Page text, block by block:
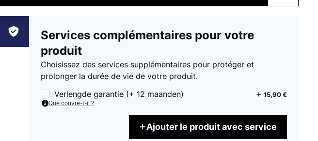
Services complémentaires pour votre
produit
Choisissez des services supplémentaires pour protéger et
prolonger la durée de vie de votre produit.
Verlengde garantie (+ 12 maanden)
15,90 €
Que couvre-t-il ?
Ajouter le produit avec service